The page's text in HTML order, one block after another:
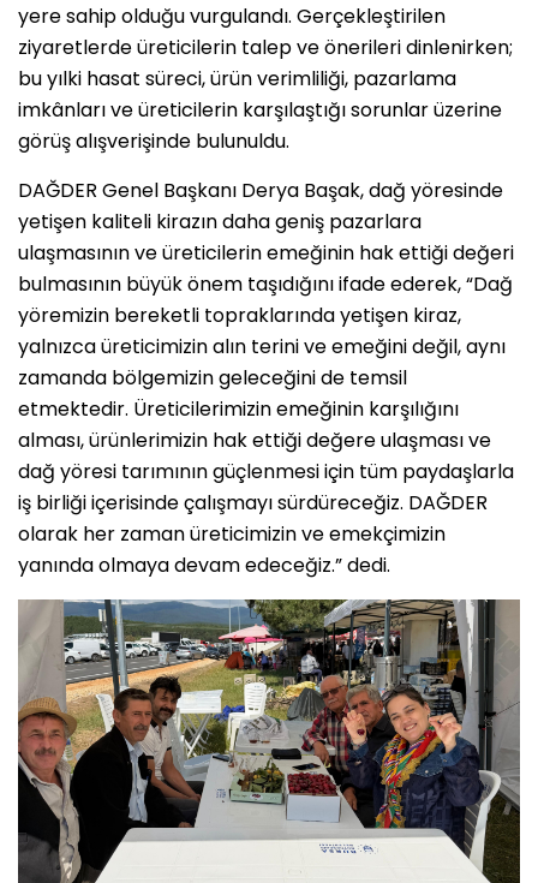
yere sahip olduğu vurgulandı. Gerçekleştirilen
ziyaretlerde üreticilerin talep ve önerileri dinlenirken;
bu yılki hasat süreci, ürün verimliliği, pazarlama
imkânları ve üreticilerin karşılaştığı sorunlar üzerine
görüş alışverişinde bulunuldu.
DAĞDER Genel Başkanı Derya Başak, dağ yöresinde
yetişen kaliteli kirazın daha geniş pazarlara
ulaşmasının ve üreticilerin emeğinin hak ettiği değeri
bulmasının büyük önem taşıdığını ifade ederek, “Dağ
yöremizin bereketli topraklarında yetişen kiraz,
yalnızca üreticimizin alın terini ve emeğini değil, aynı
zamanda bölgemizin geleceğini de temsil
etmektedir. Üreticilerimizin emeğinin karşılığını
alması, ürünlerimizin hak ettiği değere ulaşması ve
dağ yöresi tarımının güçlenmesi için tüm paydaşlarla
iş birliği içerisinde çalışmayı sürdüreceğiz. DAĞDER
olarak her zaman üreticimizin ve emekçimizin
yanında olmaya devam edeceğiz.” dedi.